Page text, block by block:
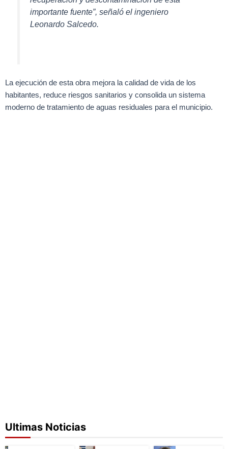
importante fuente”, señaló el ingeniero
Leonardo Salcedo.
La ejecución de esta obra mejora la calidad de vida de los
habitantes, reduce riesgos sanitarios y consolida un sistema
moderno de tratamiento de aguas residuales para el municipio.
Ultimas Noticias